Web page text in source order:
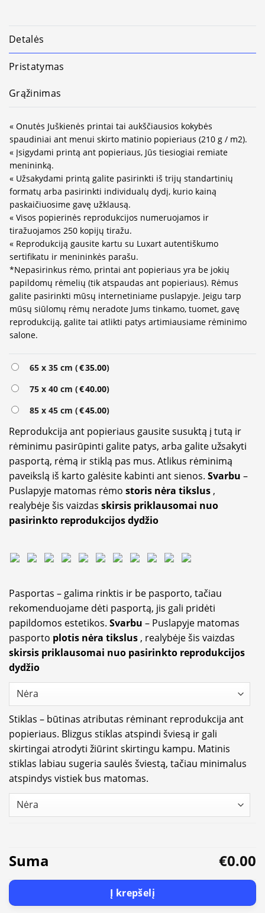
Detalės
Pristatymas
Grąžinimas
« Onutės Juškienės printai tai aukščiausios kokybės
spaudiniai ant menui skirto matinio popieriaus (210 g / m2).
« Įsigydami printą ant popieriaus, Jūs tiesiogiai remiate
menininką.
« Užsakydami printą galite pasirinkti iš trijų standartinių
formatų arba pasirinkti individualų dydį, kurio kainą
paskaičiuosime gavę užklausą.
« Visos popierinės reprodukcijos numeruojamos ir
tiražuojamos 250 kopijų tiražu.
« Reprodukciją gausite kartu su Luxart autentiškumo
sertifikatu ir menininkės parašu.
*Nepasirinkus rėmo, printai ant popieriaus yra be jokių
papildomų rėmelių (tik atspaudas ant popieriaus). Rėmus
galite pasirinkti mūsų internetiniame puslapyje. Jeigu tarp
mūsų siūlomų rėmų neradote Jums tinkamo, tuomet, gavę
reprodukciją, galite tai atlikti patys artimiausiame rėminimo
salone.
65 x 35 cm (€35.00)
75 x 40 cm (€40.00)
85 x 45 cm (€45.00)
Reprodukcija ant popieriaus gausite susuktą į tutą ir
rėminimu pasirūpinti galite patys, arba galite užsakyti
pasportą, rėmą ir stiklą pas mus. Atlikus rėminimą
paveikslą iš karto galėsite kabinti ant sienos. Svarbu –
Puslapyje matomas rėmo storis nėra tikslus ,
realybėje šis vaizdas skirsis priklausomai nuo
pasirinkto reprodukcijos dydžio
Pasportas – galima rinktis ir be pasporto, tačiau
rekomenduojame dėti pasportą, jis gali pridėti
papildomos estetikos. Svarbu – Puslapyje matomas
pasporto plotis nėra tikslus , realybėje šis vaizdas
skirsis priklausomai nuo pasirinkto reprodukcijos
dydžio
Stiklas – būtinas atributas rėminant reprodukcija ant
popieriaus. Blizgus stiklas atspindi šviesą ir gali
skirtingai atrodyti žiūrint skirtingu kampu. Matinis
stiklas labiau sugeria saulės šviestą, tačiau minimalus
atspindys vistiek bus matomas.
Suma €0.00
Į krepšelį